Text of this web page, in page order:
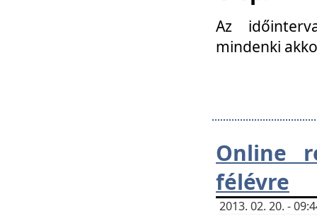
Az
mindenki
Online
félévre
2013. 02. 20. -